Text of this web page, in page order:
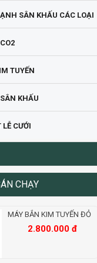
SÂN KHẤU CÁC LOẠI
TUYẾN
KHẤU
LỄ CƯỚI
CHẠY
MÁY BẮN KIM TUYẾN ĐỎ
2.800.000 đ